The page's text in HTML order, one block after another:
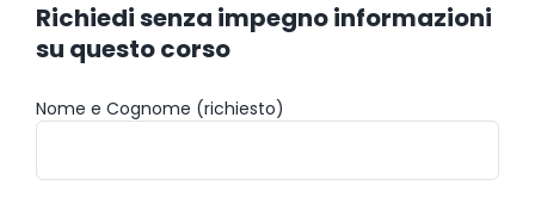
Richiedi senza impegno informazioni
su questo corso
Nome e Cognome (richiesto)